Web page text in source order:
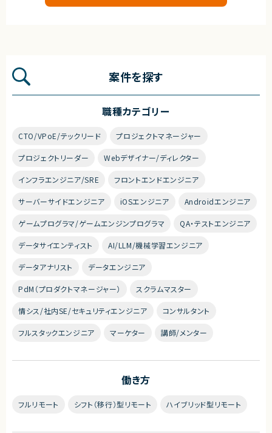
案件を探す
職種カテゴリー
CTO/VPoE/テックリード プロジェクトマネージャー
プロジェクトリーダー Webデザイナー/ディレクター
インフラエンジニア/SRE フロントエンドエンジニア
サーバーサイドエンジニア iOSエンジニア Androidエンジニア
ゲームプログラマ/ゲームエンジンプログラマ QA・テストエンジニア
データサイエンティスト AI/LLM/機械学習エンジニア
データアナリスト データエンジニア
PdM（プロダクトマネージャー） スクラムマスター
情シス/社内SE/セキュリティエンジニア コンサルタント
フルスタックエンジニア マーケター 講師/メンター
働き方
フルリモート シフト（移行）型リモート ハイブリッド型リモート